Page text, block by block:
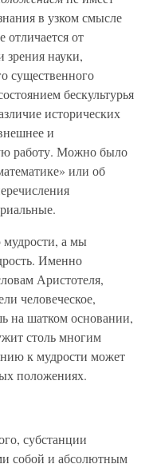
в узком смысле
отличается от
зрения науки,
существенного
бескультурья
исторических
и
работу. Можно было
или об
мудрости, а мы
Именно
Аристотеля,
человеческое,
на шатком основании,
столь многим
к мудрости может
положениях.
субстанции
собой и абсолютным